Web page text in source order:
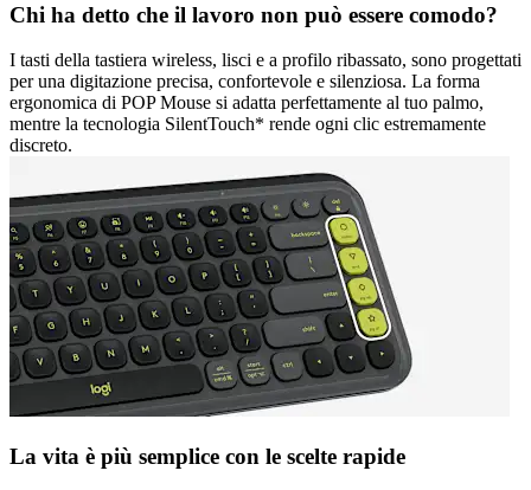
Chi ha detto che il lavoro non può essere comodo?
I tasti della tastiera wireless, lisci e a profilo ribassato, sono progettati
per una digitazione precisa, confortevole e silenziosa. La forma
ergonomica di POP Mouse si adatta perfettamente al tuo palmo,
mentre la tecnologia SilentTouch* rende ogni clic estremamente
discreto.
La vita è più semplice con le scelte rapide